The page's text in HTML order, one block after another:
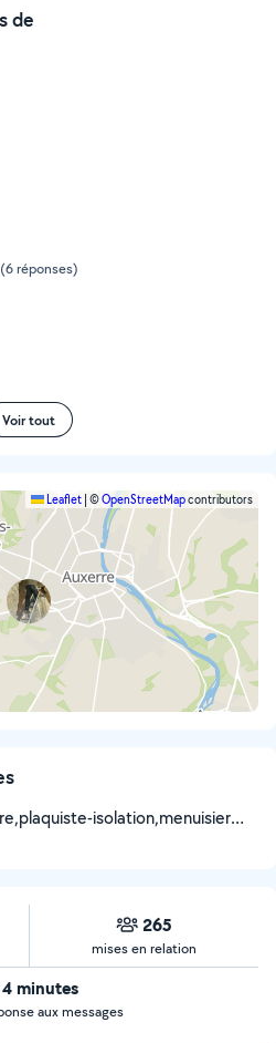
de
(6 réponses)
Voir tout
Leaflet ©OpenStreetMapcontributors
isolation,menuisier…
265
mises en relation
4 minutes
aux messages